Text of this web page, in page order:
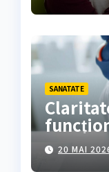
SANATATE
nevoie
20 MAI